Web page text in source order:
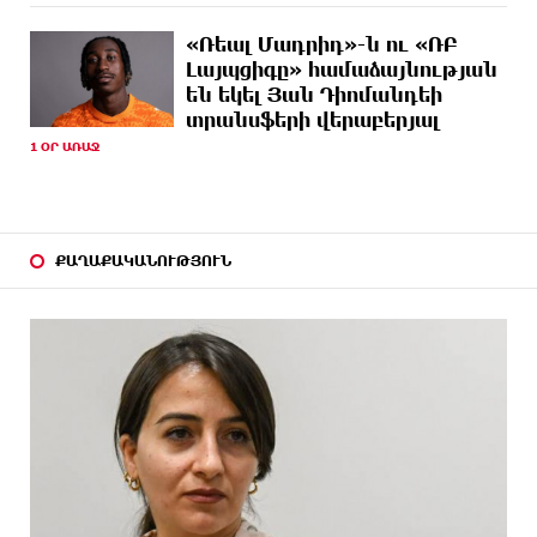
13 ԺԱՄ
Երևանում և մարզերում էլեկտրաէներգիայի
Ստեփանավանում ռուս կին է փորձել ինքնասպան
լինել
14 ԺԱՄ
ԵԱՏՄ֊ն չի ուզում, որ իր միջոցներով զարգանա
ԱՌԱՋ
Թրամփի 400 միլիոն դոլար արժողությամբ
Սպիտակ տան պարահանդեսային դահլիճի
Կաթողիկոսի նկատմամբ իրականացվող
բռնադատավարությունը միահեծան իշխանության
հետևանք է. Հանրային Դաշինք
Մեր երկրում իշխանության և ընդդիմության
անվերջանալի պայքարում տուժում է միայն ու
միայն ՀՀ քաղաքացին. Աննա Կոստանյան
«Ռեալ Մադրիդ»-ն ու «ՌԲ
Լայպցիգը» համաձայնության
են եկել Յան Դիոմանդեի
տրանսֆերի վերաբերյալ
1 ՕՐ ԱՌԱՋ
ՔԱՂԱՔԱԿԱՆՈՒԹՅՈՒՆ